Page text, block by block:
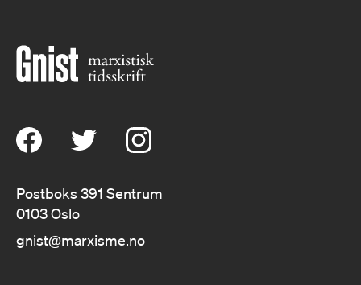
Postboks 391 Sentrum
0103 Oslo
gnist@marxisme.no